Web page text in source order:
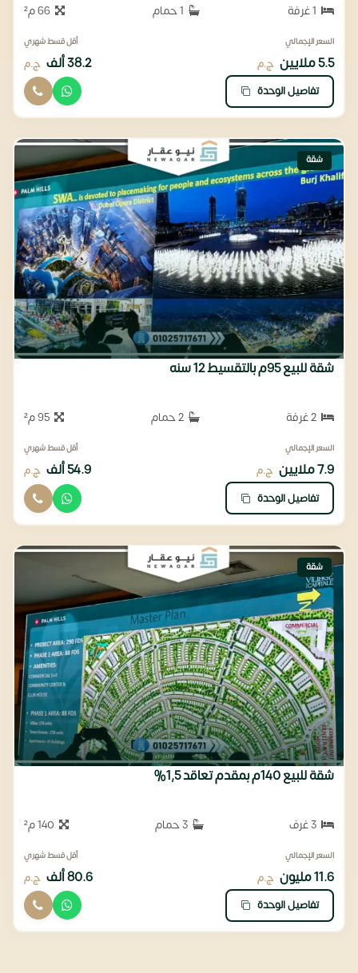
66 م²
السعر الإجمالي
5.5 ملايين ج.م
أقل قسط شهري
38.2 ألف ج.م
تفاصيل الوحدة
شقة
شقة للبيع 95م بالتقسيط 12 سنه
2 حمام 95 م²
السعر الإجمالي
7.9 ملايين ج.م
أقل قسط شهري
54.9 ألف ج.م
تفاصيل الوحدة
شقة
شقة للبيع 140م بمقدم تعاقد 1,5%
3 حمام
السعر الإجمالي
11.6 مليون ج.م
أقل قسط شهري
80.6 ألف ج.م
تفاصيل الوحدة